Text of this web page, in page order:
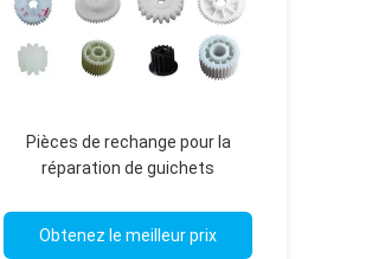
Pièces de rechange pour la
réparation de guichets
Diebold Wincor Hyosung GRG Fujitsu
NMD
Obtenez le meilleur prix